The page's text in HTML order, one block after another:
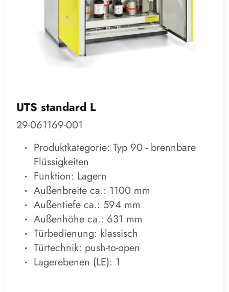
UTS standard L
29-061169-001
Produktkategorie: Typ 90 - brennbare
Flüssigkeiten
Funktion: Lagern
Außenbreite ca.: 1100 mm
Außentiefe ca.: 594 mm
Außenhöhe ca.: 631 mm
Türbedienung: klassisch
Türtechnik: push-to-open
Lagerebenen (LE): 1